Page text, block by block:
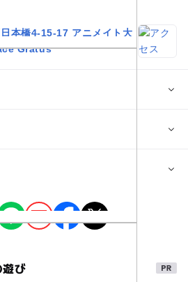
本橋4-15-17 アニメイト大
Gratus
び